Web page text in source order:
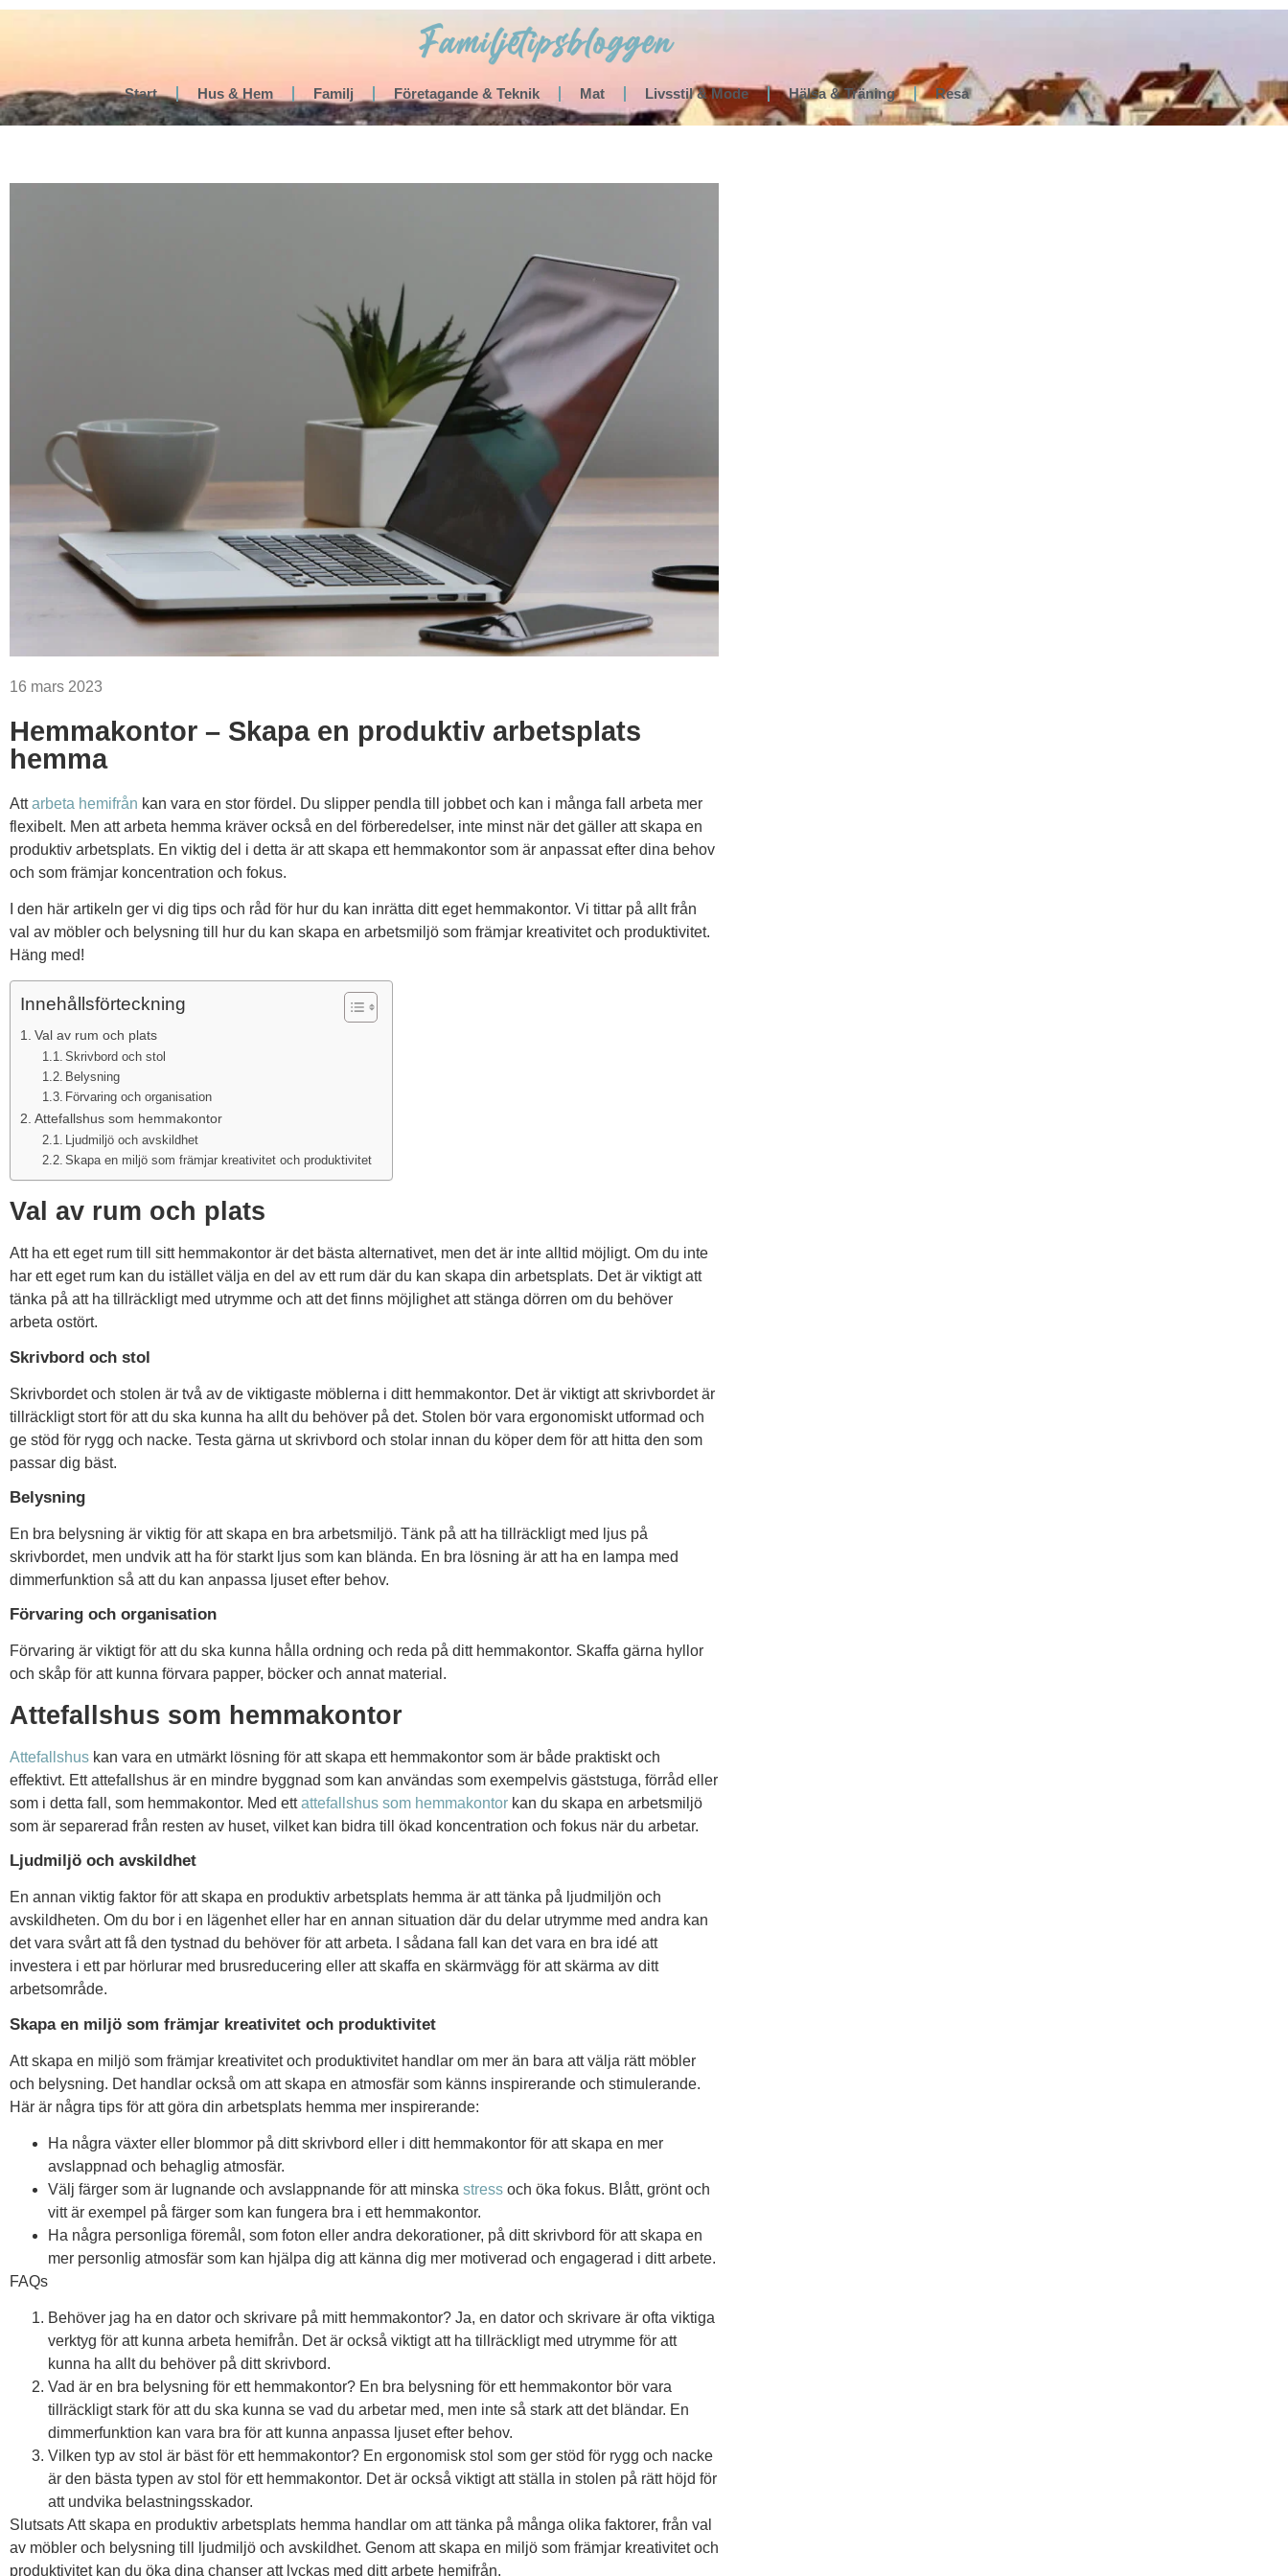
Start Hus & Hem Familj Företagande & Teknik Mat Livsstil & Mode Hälsa & Träning Resa
16 mars 2023
Hemmakontor – Skapa en produktiv arbetsplats
hemma
Attarbeta hemifrån kan vara en stor fördel. Du slipper pendla till jobbet och kan i många fall arbeta mer
flexibelt. Men att arbeta hemma kräver också en del förberedelser, inte minst när det gäller att skapa en
produktiv arbetsplats. En viktig del i detta är att skapa ett hemmakontor som är anpassat efter dina behov
och som främjar koncentration och fokus.
I den här artikeln ger vi dig tips och råd för hur du kan inrätta ditt eget hemmakontor. Vi tittar på allt från
val av möbler och belysning till hur du kan skapa en arbetsmiljö som främjar kreativitet och produktivitet.
Häng med!
Innehållsförteckning
Val av rum och plats
Skrivbord och stol
Belysning
Förvaring och organisation
Attefallshus som hemmakontor
Ljudmiljö och avskildhet
Skapa en miljö som främjar kreativitet och produktivitet
Val av rum och plats
Att ha ett eget rum till sitt hemmakontor är det bästa alternativet, men det är inte alltid möjligt. Om du inte
har ett eget rum kan du istället välja en del av ett rum där du kan skapa din arbetsplats. Det är viktigt att
tänka på att ha tillräckligt med utrymme och att det finns möjlighet att stänga dörren om du behöver
arbeta ostört.
Skrivbord och stol
Skrivbordet och stolen är två av de viktigaste möblerna i ditt hemmakontor. Det är viktigt att skrivbordet är
tillräckligt stort för att du ska kunna ha allt du behöver på det. Stolen bör vara ergonomiskt utformad och
ge stöd för rygg och nacke. Testa gärna ut skrivbord och stolar innan du köper dem för att hitta den som
passar dig bäst.
Belysning
En bra belysning är viktig för att skapa en bra arbetsmiljö. Tänk på att ha tillräckligt med ljus på
skrivbordet, men undvik att ha för starkt ljus som kan blända. En bra lösning är att ha en lampa med
dimmerfunktion så att du kan anpassa ljuset efter behov.
Förvaring och organisation
Förvaring är viktigt för att du ska kunna hålla ordning och reda på ditt hemmakontor. Skaffa gärna hyllor
och skåp för att kunna förvara papper, böcker och annat material.
Attefallshus som hemmakontor
Attefallshus kan vara en utmärkt lösning för att skapa ett hemmakontor som är både praktiskt och
effektivt. Ett attefallshus är en mindre byggnad som kan användas som exempelvis gäststuga, förråd eller
som i detta fall, som hemmakontor. Med ettattefallshus som hemmakontor kan du skapa en arbetsmiljö
som är separerad från resten av huset, vilket kan bidra till ökad koncentration och fokus när du arbetar.
Ljudmiljö och avskildhet
En annan viktig faktor för att skapa en produktiv arbetsplats hemma är att tänka på ljudmiljön och
avskildheten. Om du bor i en lägenhet eller har en annan situation där du delar utrymme med andra kan
det vara svårt att få den tystnad du behöver för att arbeta. I sådana fall kan det vara en bra idé att
investera i ett par hörlurar med brusreducering eller att skaffa en skärmvägg för att skärma av ditt
arbetsområde.
Skapa en miljö som främjar kreativitet och produktivitet
Att skapa en miljö som främjar kreativitet och produktivitet handlar om mer än bara att välja rätt möbler
och belysning. Det handlar också om att skapa en atmosfär som känns inspirerande och stimulerande.
Här är några tips för att göra din arbetsplats hemma mer inspirerande:
Ha några växter eller blommor på ditt skrivbord eller i ditt hemmakontor för att skapa en mer
avslappnad och behaglig atmosfär.
Välj färger som är lugnande och avslappnande för att minska stress och öka fokus. Blått, grönt och
vitt är exempel på färger som kan fungera bra i ett hemmakontor.
Ha några personliga föremål, som foton eller andra dekorationer, på ditt skrivbord för att skapa en
mer personlig atmosfär som kan hjälpa dig att känna dig mer motiverad och engagerad i ditt arbete.
FAQs
Behöver jag ha en dator och skrivare på mitt hemmakontor? Ja, en dator och skrivare är ofta viktiga
verktyg för att kunna arbeta hemifrån. Det är också viktigt att ha tillräckligt med utrymme för att
kunna ha allt du behöver på ditt skrivbord.
Vad är en bra belysning för ett hemmakontor? En bra belysning för ett hemmakontor bör vara
tillräckligt stark för att du ska kunna se vad du arbetar med, men inte så stark att det bländar. En
dimmerfunktion kan vara bra för att kunna anpassa ljuset efter behov.
Vilken typ av stol är bäst för ett hemmakontor? En ergonomisk stol som ger stöd för rygg och nacke
är den bästa typen av stol för ett hemmakontor. Det är också viktigt att ställa in stolen på rätt höjd för
att undvika belastningsskador.
Slutsats Att skapa en produktiv arbetsplats hemma handlar om att tänka på många olika faktorer, från val
av möbler och belysning till ljudmiljö och avskildhet. Genom att skapa en miljö som främjar kreativitet och
produktivitet kan du öka dina chanser att lyckas med ditt arbete hemifrån.